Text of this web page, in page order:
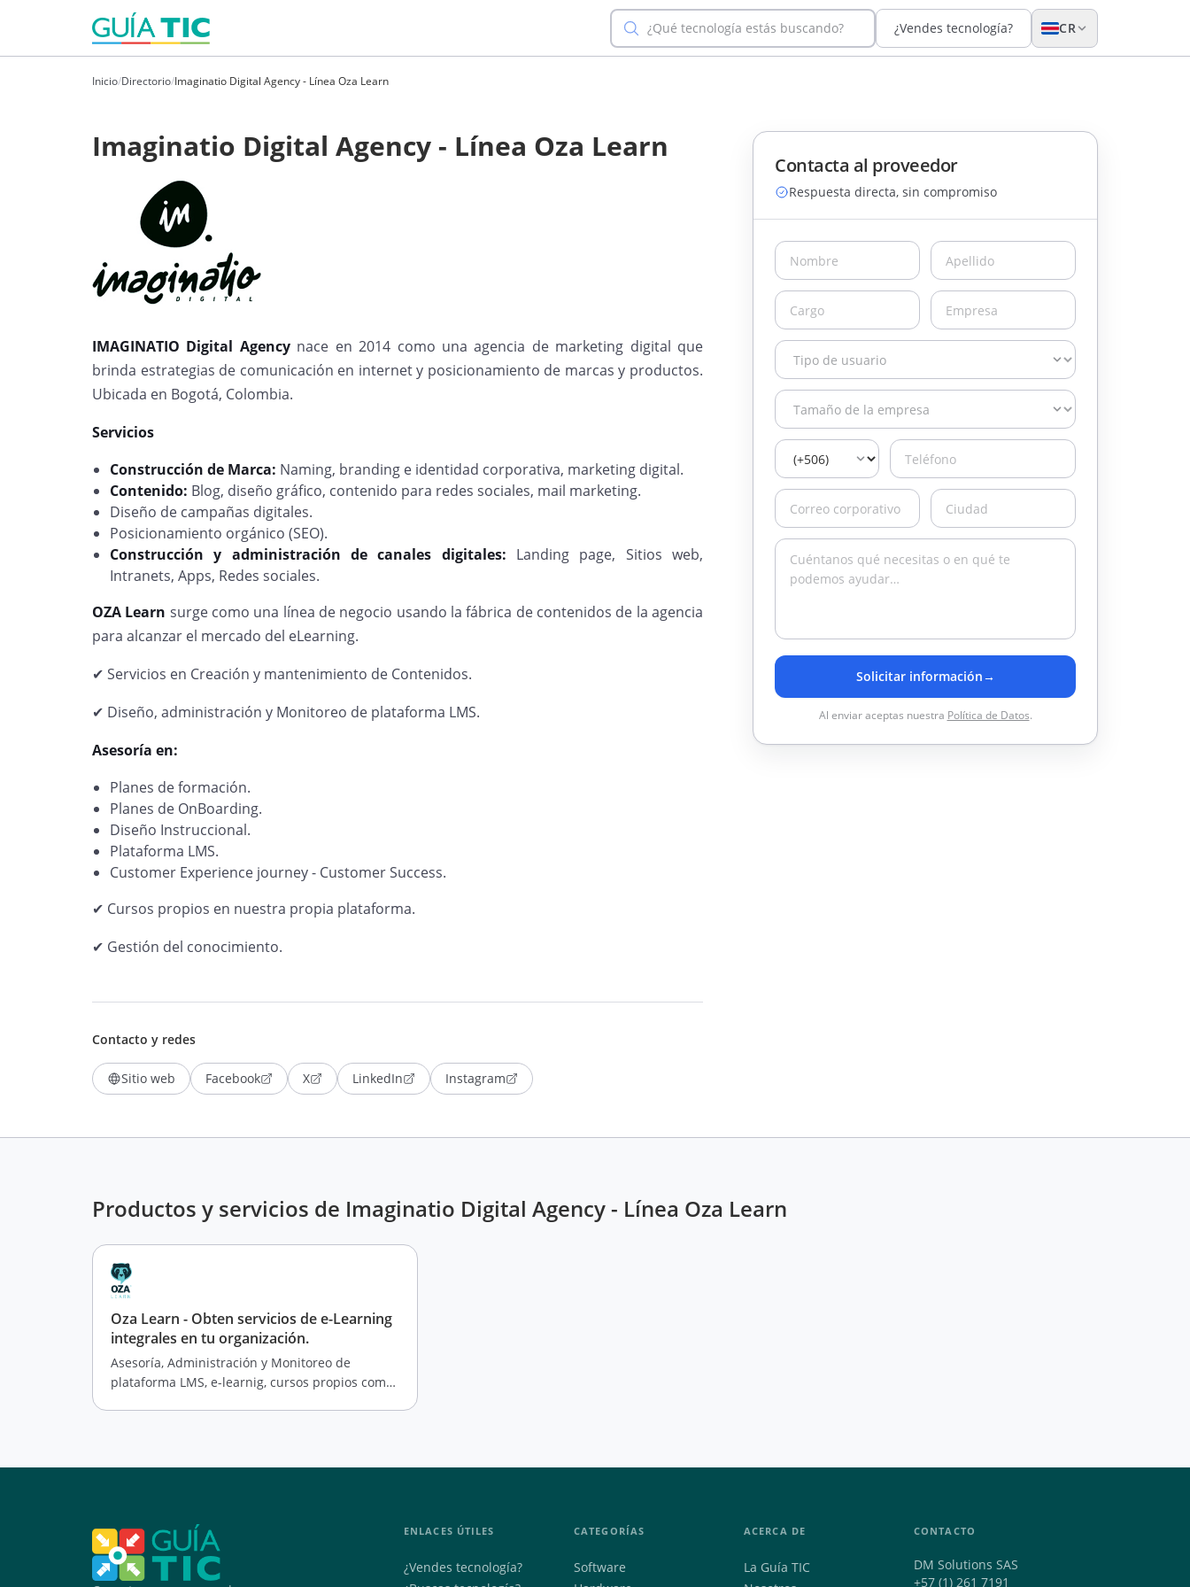
¿Qué tecnología estás buscando? ¿Vendes tecnología? CR
Inicio/Directorio/Imaginatio Digital Agency - Línea Oza Learn
Imaginatio Digital Agency - Línea Oza Learn
IMAGINATIO Digital Agencynace en 2014 como una agencia de marketing digital que
brinda estrategias de comunicación en internet y posicionamiento de marcas y productos.
Ubicada en Bogotá, Colombia.
Servicios
Construcción de Marca: Naming, branding e identidad corporativa, marketing digital.
Contenido: Blog, diseño gráfico, contenido para redes sociales, mail marketing.
Diseño de campañas digitales.
Posicionamiento orgánico (SEO).
Construcción y administración de canales digitales: Landing page, Sitios web,
Intranets, Apps, Redes sociales.
OZA Learn surge como una línea de negocio usando la fábrica de contenidos de la agencia
para alcanzar el mercado del eLearning.
✔ Servicios en Creación y mantenimiento de Contenidos.
✔ Diseño, administración y Monitoreo de plataforma LMS.
Asesoría en:
Planes de formación.
Planes de OnBoarding.
Diseño Instruccional.
Plataforma LMS.
Customer Experience journey - Customer Success.
✔ Cursos propios en nuestra propia plataforma.
✔ Gestión del conocimiento.
Contacto y redes
Sitio web Facebook X LinkedIn Instagram
Contacta al proveedor
Respuesta directa, sin compromiso
Solicitar información→
Al enviar aceptas nuestra Política de Datos.
Productos y servicios de Imaginatio Digital Agency - Línea Oza Learn
Oza Learn - Obten servicios de e-Learning
integrales en tu organización.
Asesoría, Administración y Monitoreo de
plataforma LMS, e-learnig, cursos propios como
ENLACES ÚTILES
¿Vendes tecnología?
CATEGORÍAS
Software
ACERCA DE
La Guía TIC
CONTACTO
DM Solutions SAS
+57 (1) 261 7191